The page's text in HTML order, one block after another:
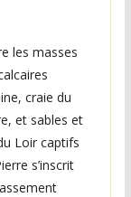
les masses
craie du
et sables et
Loir captifs
s’inscrit